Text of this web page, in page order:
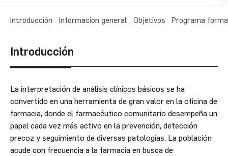
Introducción Informacion general Objetivos Programa
Introducción
La interpretación de análisis clínicos básicos se ha
convertido en una herramienta de gran valor en la oficina de
farmacia, donde el farmacéutico comunitario desempeña un
papel cada vez más activo en la prevención, detección
precoz y seguimiento de diversas patologías. La población
acude con frecuencia a la farmacia en busca de